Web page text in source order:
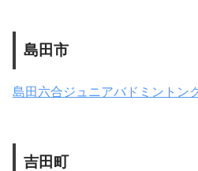
島田市
島田六合ジュニアバドミントン
吉田町